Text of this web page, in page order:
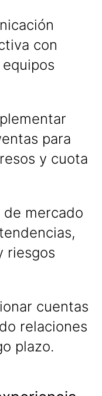
con
para
y cuota
de mercado
riesgos
cuentas
relaciones
plazo.